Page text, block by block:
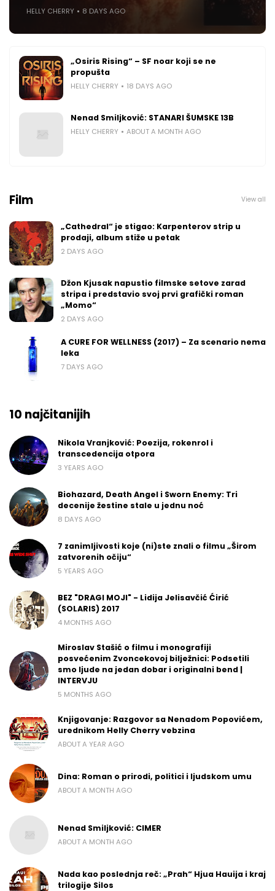
HELLY CHERRY 8 DAYS AGO
„Osiris Rising“ – SF noar koji se ne
propušta
HELLY CHERRY 18 DAYS AGO
Nenad Smiljković: STANARI ŠUMSKE 13B
HELLY CHERRY ABOUT A MONTH AGO
Film View all
„Cathedral“ je stigao: Karpenterov strip u
prodaji, album stiže u petak
2 DAYS AGO
Džon Kjusak napustio filmske setove zarad
stripa i predstavio svoj prvi grafički roman
„Momo“
2 DAYS AGO
A CURE FOR WELLNESS (2017) – Za scenario nema
leka
7 DAYS AGO
10 najčitanijih
Nikola Vranjković: Poezija, rokenrol i
transcedencija otpora
3 YEARS AGO
Biohazard, Death Angel i Sworn Enemy: Tri
decenije žestine stale u jednu noć
8 DAYS AGO
7 zanimljivosti koje (ni)ste znali o filmu „Širom
zatvorenih očiju“
5 YEARS AGO
BEZ "DRAGI MOJI" - Lidija Jelisavčić Ćirić
(SOLARIS) 2017
4 MONTHS AGO
Miroslav Stašić o filmu i monografiji
posvećenim Zvoncekovoj bilježnici: Podsetili
smo ljude na jedan dobar i originalni bend |
INTERVJU
5 MONTHS AGO
Knjigovanje: Razgovor sa Nenadom Popovićem,
urednikom Helly Cherry vebzina
ABOUT A YEAR AGO
Dina: Roman o prirodi, politici i ljudskom umu
ABOUT A MONTH AGO
Nenad Smiljković: CIMER
ABOUT A MONTH AGO
Nada kao poslednja reč: „Prah“ Hjua Hauija i kraj
trilogije Silos